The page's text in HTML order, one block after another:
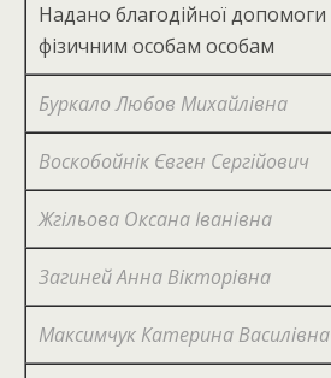
Надано благодійної допомоги
фізичним особам особам
Буркало Любов Михайлівна
Воскобойнік Євген Сергійович
Жгільова Оксана Іванівна
Загиней Анна Вікторівна
Максимчук Катерина Василівна